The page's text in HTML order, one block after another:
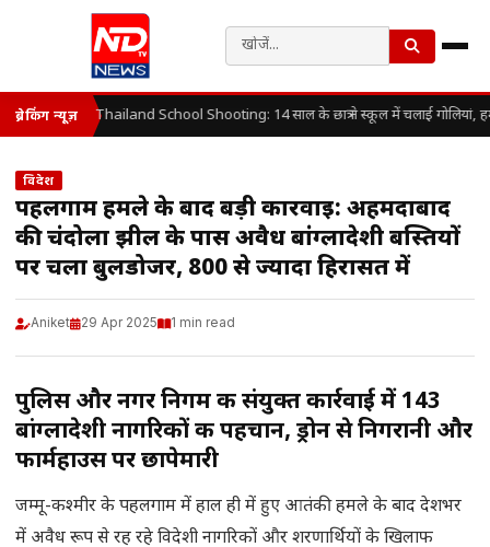
ब्रेकिंग न्यूज़ Thailand School Shooting: 14 साल के छात्र ने स्कूल में चलाई गोलियां,
विदेश
पहलगाम हमले के बाद बड़ी कार्रवाई: अहमदाबाद
की चंदोला झील के पास अवैध बांग्लादेशी बस्तियों
पर चला बुलडोजर, 800 से ज्यादा हिरासत में
Aniket 29 Apr 2025 1 min read
पुलिस और नगर निगम की संयुक्त कार्रवाई में 143
बांग्लादेशी नागरिकों की पहचान, ड्रोन से निगरानी और
फार्महाउस पर छापेमारी
जम्मू-कश्मीर के पहलगाम में हाल ही में हुए आतंकी हमले के बाद देशभर
में अवैध रूप से रह रहे विदेशी नागरिकों और शरणार्थियों के खिलाफ